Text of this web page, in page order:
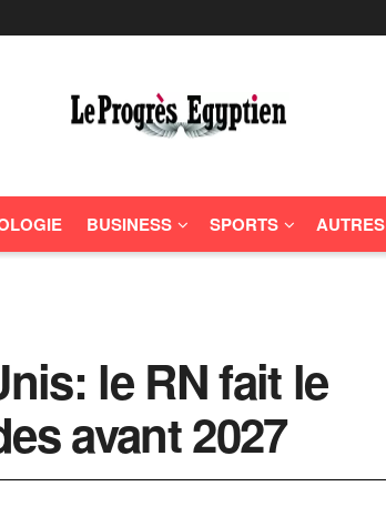
BUSINESS SPORTS AUTRES
le RN fait le
avant 2027